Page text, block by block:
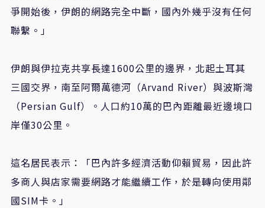
爭開始後，伊朗的網路完全中斷，國內外幾乎沒有任何
聯繫。」
伊朗與伊拉克共享長達1600公里的邊界，北起土耳其
三國交界，南至阿爾萬德河（Arvand River）與波斯灣
（Persian Gulf）。人口約10萬的巴內距離最近邊境口
岸僅30公里。
這名居民表示：「巴內許多經濟活動仰賴貿易，因此許
多商人與店家需要網路才能繼續工作，於是轉向使用鄰
國SIM卡。」